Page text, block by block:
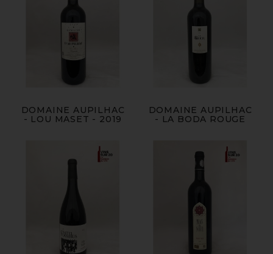
DOMAINE AUPILHAC
- LOU MASET - 2019
DOMAINE AUPILHAC
- LA BODA ROUGE